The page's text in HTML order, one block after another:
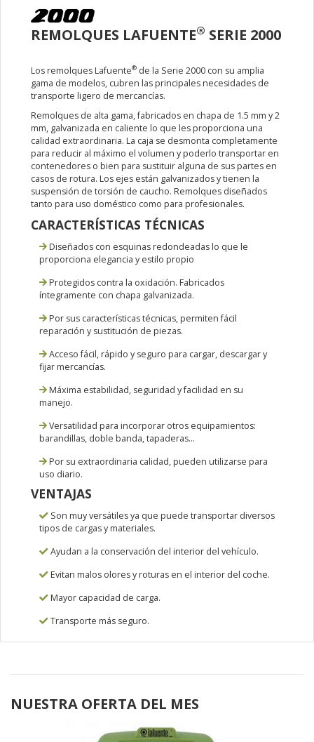
REMOLQUES LAFUENTE® SERIE 2000
Los remolques Lafuente®de la Serie 2000 con su amplia
gama de modelos, cubren las principales necesidades de
transporte ligero de mercancías.
Remolques de alta gama, fabricados en chapa de 1.5 mm y 2
mm, galvanizada en caliente lo que les proporciona una
calidad extraordinaria. La caja se desmonta completamente
para reducir al máximo el volumen y poderlo transportar en
contenedores o bien para sustituir alguna de sus partes en
casos de rotura. Los ejes están galvanizados y tienen la
suspensión de torsión de caucho. Remolques diseñados
tanto para uso doméstico como para profesionales.
CARACTERÍSTICAS TÉCNICAS
Diseñados con esquinas redondeadas lo que le
proporciona elegancia y estilo propio
Protegidos contra la oxidación. Fabricados
íntegramente con chapa galvanizada.
Por sus características técnicas, permiten fácil
reparación y sustitución de piezas.
Acceso fácil, rápido y seguro para cargar, descargar y
fijar mercancías.
Máxima estabilidad, seguridad y facilidad en su
manejo.
Versatilidad para incorporar otros equipamientos:
barandillas, doble banda, tapaderas...
Por su extraordinaria calidad, pueden utilizarse para
uso diario.
VENTAJAS
Son muy versátiles ya que puede transportar diversos
tipos de cargas y materiales.
Ayudan a la conservación del interior del vehículo.
Evitan malos olores y roturas en el interior del coche.
Mayor capacidad de carga.
Transporte más seguro.
NUESTRA OFERTA DEL MES